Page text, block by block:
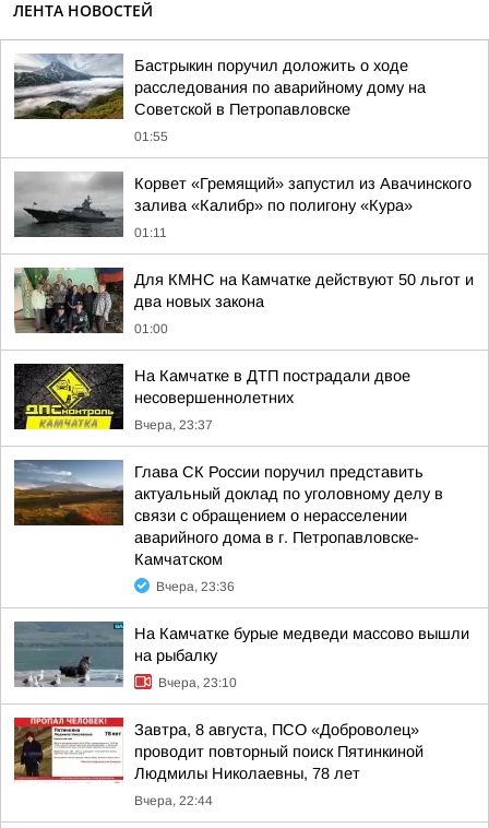
ЛЕНТА НОВОСТЕЙ
Бастрыкин поручил доложить о ходе
расследования по аварийному дому на
Советской в Петропавловске
01:55
Корвет «Гремящий» запустил из Авачинского
залива «Калибр» по полигону «Кура»
01:11
Для КМНС на Камчатке действуют 50 льгот и
два новых закона
01:00
На Камчатке в ДТП пострадали двое
несовершеннолетних
Вчера, 23:37
Глава СК России поручил представить
актуальный доклад по уголовному делу в
связи с обращением о нерасселении
аварийного дома в г. Петропавловске-
Камчатском
Вчера, 23:36
На Камчатке бурые медведи массово вышли
на рыбалку
Вчера, 23:10
Завтра, 8 августа, ПСО «Доброволец»
проводит повторный поиск Пятинкиной
Людмилы Николаевны, 78 лет
Вчера, 22:44